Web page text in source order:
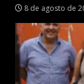
8 de agosto de